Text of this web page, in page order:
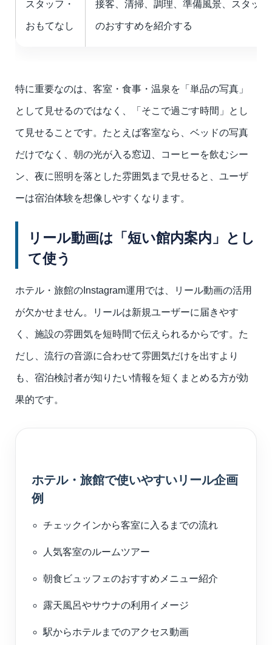
スタッフ・
おもてなし
接客、清掃、調理、準備風景、スタッフ
のおすすめを紹介する
特に重要なのは、客室・食事・温泉を「単品の写真」
として見せるのではなく、「そこで過ごす時間」とし
て見せることです。たとえば客室なら、ベッドの写真
だけでなく、朝の光が入る窓辺、コーヒーを飲むシー
ン、夜に照明を落とした雰囲気まで見せると、ユーザ
ーは宿泊体験を想像しやすくなります。
リール動画は「短い館内案内」とし
て使う
ホテル・旅館のInstagram運用では、リール動画の活用
が欠かせません。リールは新規ユーザーに届きやす
く、施設の雰囲気を短時間で伝えられるからです。た
だし、流行の音源に合わせて雰囲気だけを出すより
も、宿泊検討者が知りたい情報を短くまとめる方が効
果的です。
ホテル・旅館で使いやすいリール企画
例
チェックインから客室に入るまでの流れ
人気客室のルームツアー
朝食ビュッフェのおすすめメニュー紹介
露天風呂やサウナの利用イメージ
駅からホテルまでのアクセス動画